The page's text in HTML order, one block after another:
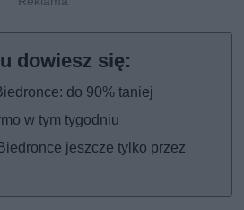
do 90% taniej
w tym tygodniu
jeszcze tylko przez